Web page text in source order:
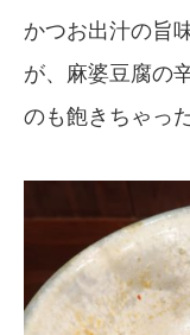
かつお出汁の旨
が、麻婆豆腐の
のも飽きちゃっ